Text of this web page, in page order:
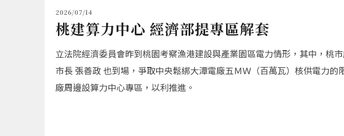
2026/07/14
桃建算力中心 經濟部提專區解套
立法院經濟委員會昨到桃園考察漁港建設與產業園區電力情形，其中，桃
市長 張善政 也到場，爭取中央鬆綁大潭電廠五ＭＷ（百萬瓦）核供電力
廠周邊設算力中心專區，以利推進。